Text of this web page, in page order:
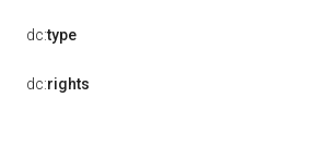
dc:type
dc:rights